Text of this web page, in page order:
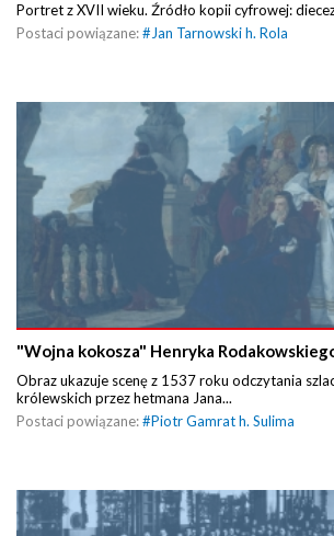
Portret z XVII wieku. Źródło kopii cyfrowej:
Postaci powiązane:#Jan Tarnowski h. Rola
"Wojna kokosza" Henryka
Obraz ukazuje scenę z 1537 roku odczytania
królewskich przez hetmana Jana...
Postaci powiązane:#Piotr Gamrat h. Sulima